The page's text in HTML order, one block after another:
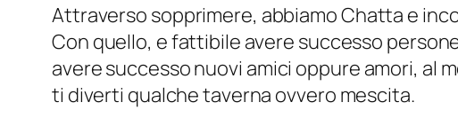
Attraverso sopprimere, abbiamo Chatta e
Con quello, e fattibile avere successo
avere successo nuovi amici oppure amori,
ti diverti qualche taverna ovvero mescita.